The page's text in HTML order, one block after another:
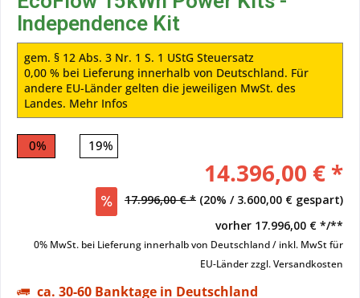
Independence Kit
gem. § 12 Abs. 3 Nr. 1 S. 1 UStG Steuersatz
0,00 % bei Lieferung innerhalb von Deutschland. Für
andere EU-Länder gelten die jeweiligen MwSt. des
Landes. Mehr Infos
0% 19%
14.396,00 € *
17.996,00 € * (20% / 3.600,00 € gespart)
vorher 17.996,00 € */**
0% MwSt. bei Lieferung innerhalb von Deutschland / inkl. MwSt für
EU-Länderzzgl. Versandkosten
ca. 30-60 Banktage in Deutschland